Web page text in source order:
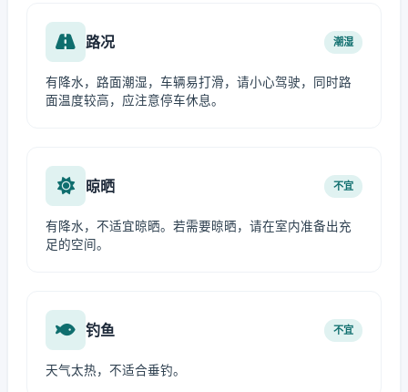
路况 潮湿
有降水，路面潮湿，车辆易打滑，请小心驾驶，同时路
面温度较高，应注意停车休息。
晾晒 不宜
有降水，不适宜晾晒。若需要晾晒，请在室内准备出充
足的空间。
钓鱼 不宜
天气太热，不适合垂钓。